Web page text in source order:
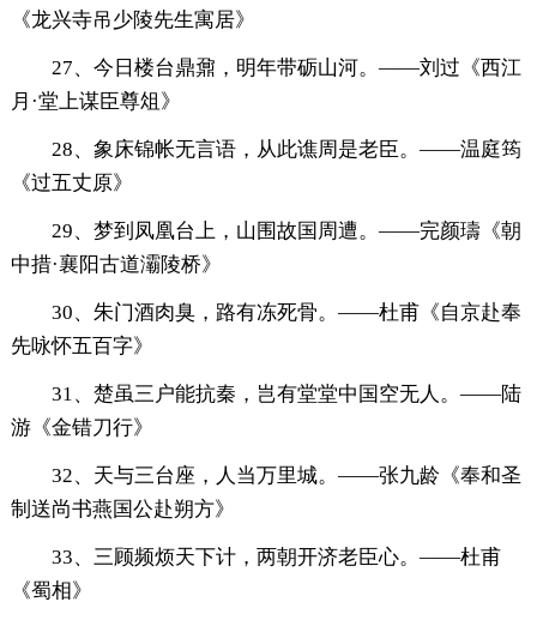
《龙兴寺吊少陵先生寓居》
27、今日楼台鼎鼐，明年带砺山河。——刘过《西江
月·堂上谋臣尊俎》
28、象床锦帐无言语，从此谯周是老臣。——温庭筠
《过五丈原》
29、梦到凤凰台上，山围故国周遭。——完颜璹《朝
中措·襄阳古道灞陵桥》
30、朱门酒肉臭，路有冻死骨。——杜甫《自京赴奉
先咏怀五百字》
31、楚虽三户能抗秦，岂有堂堂中国空无人。——陆
游《金错刀行》
32、天与三台座，人当万里城。——张九龄《奉和圣
制送尚书燕国公赴朔方》
33、三顾频烦天下计，两朝开济老臣心。——杜甫
《蜀相》